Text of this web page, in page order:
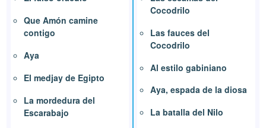
Que Amón camine
contigo
Aya
El medjay de Egipto
La mordedura del
Escarabajo
Cocodrilo
Las fauces del
Cocodrilo
Al estilo gabiniano
Aya, espada de la diosa
La batalla del Nilo